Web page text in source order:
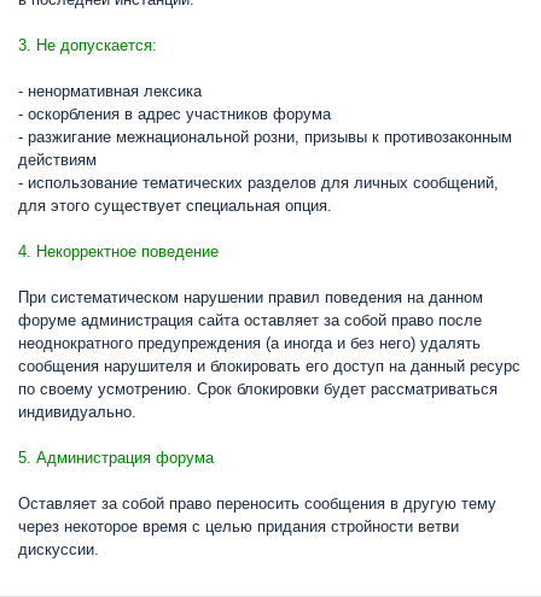
3. Не допускается:
- ненормативная лексика
- оскорбления в адрес участников форума
- разжигание межнациональной розни, призывы к противозаконным
действиям
- использование тематических разделов для личных сообщений,
для этого существует специальная опция.
4. Некорректное поведение
При систематическом нарушении правил поведения на данном
форуме администрация сайта оставляет за собой право после
неоднократного предупреждения (а иногда и без него) удалять
сообщения нарушителя и блокировать его доступ на данный ресурс
по своему усмотрению. Срок блокировки будет рассматриваться
индивидуально.
5. Администрация форума
Оставляет за собой право переносить сообщения в другую тему
через некоторое время с целью придания стройности ветви
дискуссии.